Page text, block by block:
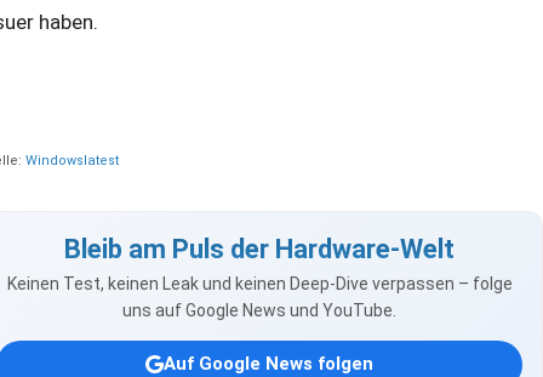
haben.
Windowslatest
Bleib am Puls der Hardware-Welt
Keinen Test, keinen Leak und keinen Deep-Dive verpassen – folge
uns auf Google News und YouTube.
Auf Google News folgen